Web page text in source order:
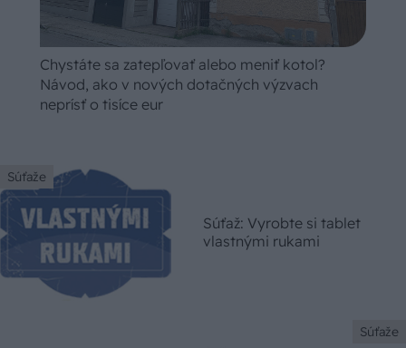
Chystáte sa zatepľovať alebo meniť kotol?
Návod, ako v nových dotačných výzvach
neprísť o tisíce eur
Súťaže
Súťaž: Vyrobte si tablet
vlastnými rukami
Súťaže